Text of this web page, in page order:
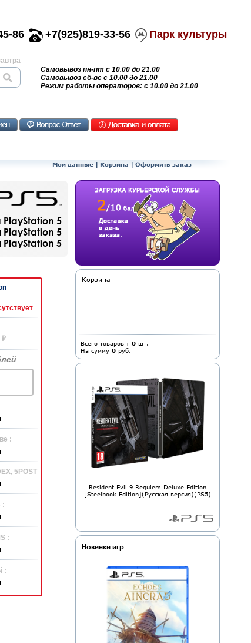
86 +7(925)819-33-56 Парк культуры
Самовывоз пн-пт с 10.00 до 21.00
Самовывоз сб-вс с 10.00 до 21.00
Режим работы операторов: с 10.00 до 21.00
Мои данные | Корзина | Оформить заказ
5
PlayStation 5
5
₽
:
5POST
:
:
:
Корзина
Всего товаров : 0 шт.
На сумму 0 руб.
Resident Evil 9 Requiem Deluxe Edition
[Steelbook Edition](Русская версия)(PS5)
Новинки игр